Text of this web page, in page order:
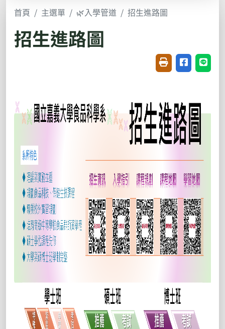
首頁 主選單 🌿入學管道 招生進路圖
招生進路圖
友善列印(開新視
分享至臉書
分享